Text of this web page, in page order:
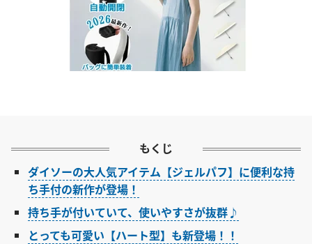
もくじ
ダイソーの大人気アイテム【ジェルパフ】に便利な持
ち手付の新作が登場！
持ち手が付いていて、使いやすさが抜群♪
とっても可愛い【ハート型】も新登場！！